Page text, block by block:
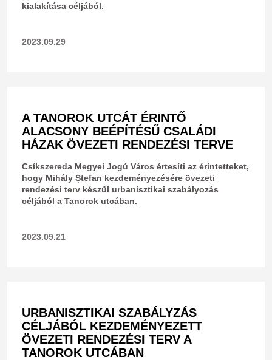
kialakítása céljából.
2023.09.29
A TANOROK UTCÁT ÉRINTŐ
ALACSONY BEÉPÍTÉSŰ CSALÁDI
HÁZAK ÖVEZETI RENDEZÉSI TERVE
Csíkszereda Megyei Jogú Város értesíti az érintetteket,
hogy Mihály Ștefan kezdeményezésére övezeti
rendezési terv készül urbanisztikai szabályozás
céljából a Tanorok utcában.
2023.09.21
URBANISZTIKAI SZABÁLYZÁS
CÉLJÁBÓL KEZDEMÉNYEZETT
ÖVEZETI RENDEZÉSI TERV A
TANOROK UTCÁBAN